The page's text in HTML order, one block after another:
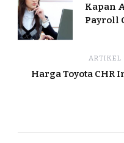
Kapan
Payroll
ARTIKEL
Harga Toyota CHR